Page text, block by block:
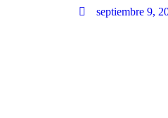
septiembre 9,